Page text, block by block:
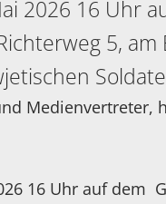
2026 16 Uhr
5,
Medienvertreter,
16 Uhr auf dem